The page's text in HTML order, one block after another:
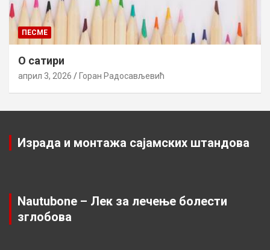
ПЕСМЕ
О сатири
април 3, 2026 Горан Радосављевић
Израда и монтажа сајамских штандова
Nautubone – Лек за лечење болести
зглобова